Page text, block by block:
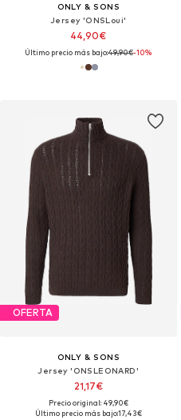
ONLY & SONS
Jersey 'ONSLoui'
44,90€
Último precio más bajo:49,90€-10%
OFERTA
ONLY & SONS
Jersey 'ONSLEONARD'
21,17€
Precio original: 49,90€
Último precio más bajo:17,43€